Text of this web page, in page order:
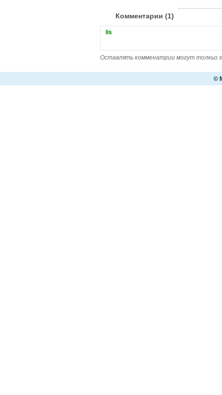
Комментарии (1)
lis
Оставлять комменатрии могут толкьо
©